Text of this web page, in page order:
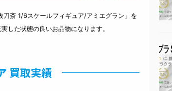
斎 1/6スケールフィギュア/アミエグラン」を
した状態の良いお品物になります。
買取実績